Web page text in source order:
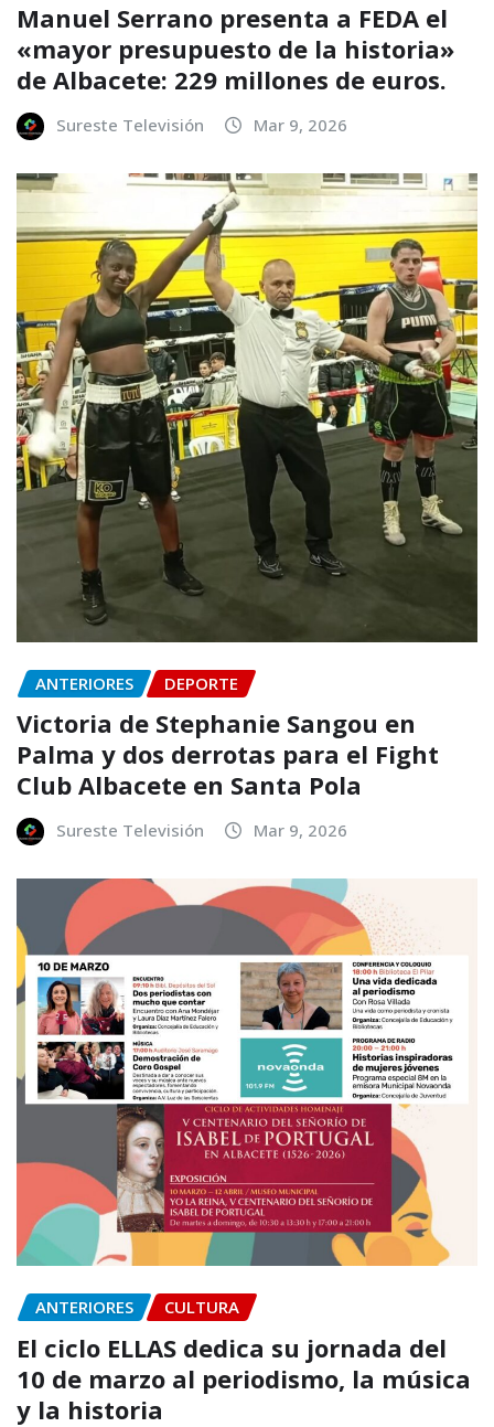
Manuel Serrano presenta a FEDA el
«mayor presupuesto de la historia»
de Albacete: 229 millones de euros.
Sureste Televisión Mar 9, 2026
ANTERIORES DEPORTE
Victoria de Stephanie Sangou en
Palma y dos derrotas para el Fight
Club Albacete en Santa Pola
Sureste Televisión Mar 9, 2026
ANTERIORES CULTURA
El ciclo ELLAS dedica su jornada del
10 de marzo al periodismo, la música
y la historia